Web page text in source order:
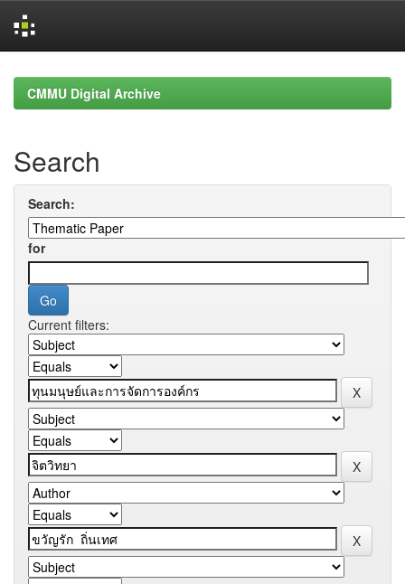
navigationCMMU Digital Archive
Search
Search:
for
Current filters: